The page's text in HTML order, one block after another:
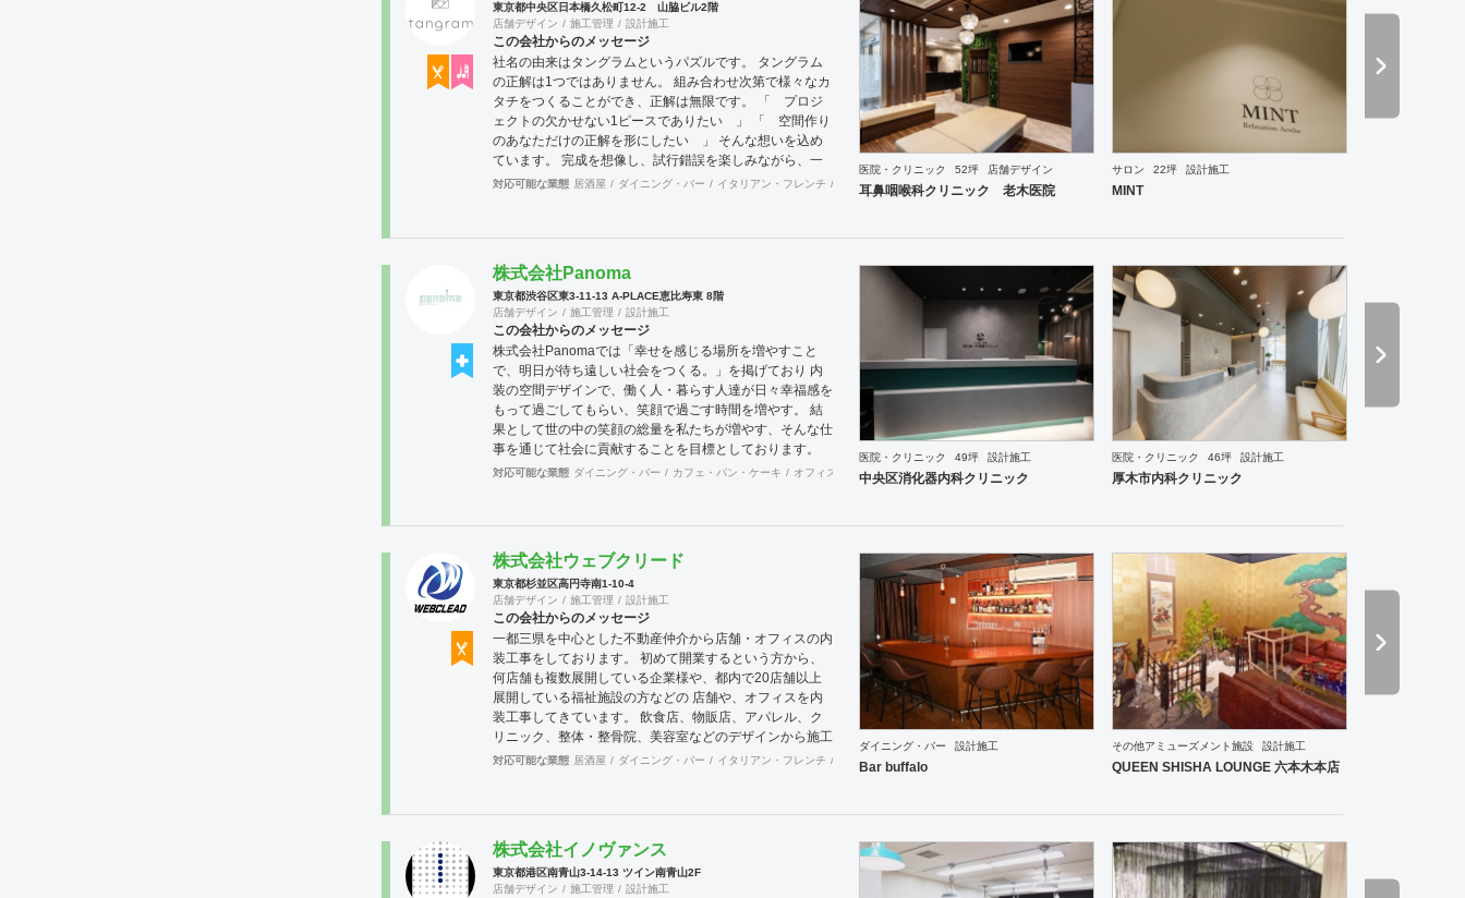
いと思っています。 業務内容 ・店舗設計（物販店／飲食
店／美容室など） ・ブランディング及びディレクション
業務 ・出店におけるトータルデザイン ・住宅リノベーシ
ョン ・家具及び什器デザイン
東京都中央区日本橋久松町12-2 山脇ビル2階
店舗デザイン
施工管理 設計施工
この会社からのメッセージ
社名の由来はタングラムというパズルです。 タングラム
の正解は1つではありません。 組み合わせ次第で様々なカ
タチをつくることができ、正解は無限です。 「 プロジ
ェクトの欠かせない1ピースでありたい 」 「 空間作り
のあなただけの正解を形にしたい 」 そんな想いを込め
ています。 完成を想像し、試行錯誤を楽しみながら、 ​一
緒にワクワクしたいと思っています。
対応可能な業態 居酒屋 ダイニング・バー イタリアン・フレンチ カフェ・パン・ケーキ ラーメン・そば・うどん 和食・寿司
医院・クリニック 52坪 店舗デザイン
耳鼻咽喉科クリニック 老木医院
サロン 22坪 設計施工
MINT
株式会社Panoma
東京都渋谷区東3-11-13 A-PLACE恵比寿東 8階
店舗デザイン
施工管理 設計施工
この会社からのメッセージ
株式会社Panomaでは「幸せを感じる場所を増やすこと
で、明日が待ち遠しい社会をつくる。」を掲げており 内
装の空間デザインで、働く人・暮らす人達が日々幸福感を
もって過ごしてもらい、笑顔で過ごす時間を増やす。 結
果として世の中の笑顔の総量を私たちが増やす、そんな仕
事を通じて社会に貢献することを目標としております。
お客様の想いを受け取り、その想いを具現化できるデザイ
追求し「あなたに出会えてよかった企業」であり続けれる
ン・施工の提供ブラインド『Clione』も展開中です！ 是
非ご連絡をお待ちしております！！
対応可能な業態 ダイニング・バー カフェ・パン・ケーキ オフィス イベントブース・ショールーム エントランス ワーキングスペース 塾・学校
医院・クリニック 49坪 設計施工
中央区消化器内科クリニック
医院・クリニック 46坪 設計施工
厚木市内科クリニック
株式会社ウェブクリード
東京都杉並区高円寺南1-10-4
店舗デザイン
施工管理 設計施工
この会社からのメッセージ
一都三県を中心とした不動産仲介から店舗・オフィスの内
装工事をしております。 初めて開業するという方から、
何店舗も複数展開している企業様や、都内で20店舗以上
展開している福祉施設の方などの 店舗や、オフィスを内
装工事してきています。 飲食店、物販店、アパレル、ク
リニック、整体・整骨院、美容室などのデザインから施工
まで ジャンルは問わずに設計施工してきております。
対応可能な業態 居酒屋 ダイニング・バー イタリアン・フレンチ カフェ・パン・ケーキ 和食・寿司 焼肉・中華料理・韓国料理 その他
ダイニング・バー 設計施工
Bar buffalo
その他アミューズメント施設 設計施工
QUEEN SHISHA LOUNGE 六本木本店
株式会社イノヴァンス
東京都港区南青山3-14-13 ツイン南青山2F
店舗デザイン
施工管理 設計施工